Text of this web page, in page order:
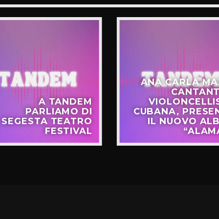
A TANDEM
PARLIAMO DI
SEGESTA TEATRO
FESTIVAL
ANA CARLA
CUBANA,
IL NUOVO